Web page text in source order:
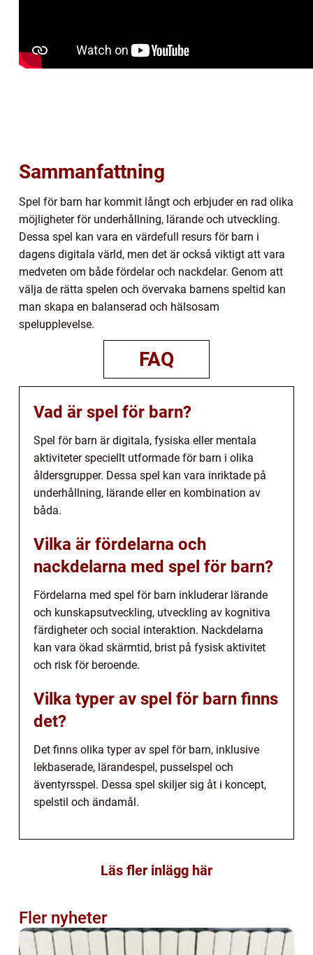
Sammanfattning
Spel för barn har kommit långt och erbjuder en rad olika
möjligheter för underhållning, lärande och utveckling.
Dessa spel kan vara en värdefull resurs för barn i
dagens digitala värld, men det är också viktigt att vara
medveten om både fördelar och nackdelar. Genom att
välja de rätta spelen och övervaka barnens speltid kan
man skapa en balanserad och hälsosam
spelupplevelse.
FAQ
Vad är spel för barn?
Spel för barn är digitala, fysiska eller mentala
aktiviteter speciellt utformade för barn i olika
åldersgrupper. Dessa spel kan vara inriktade på
underhållning, lärande eller en kombination av
båda.
Vilka är fördelarna och
nackdelarna med spel för barn?
Fördelarna med spel för barn inkluderar lärande
och kunskapsutveckling, utveckling av kognitiva
färdigheter och social interaktion. Nackdelarna
kan vara ökad skärmtid, brist på fysisk aktivitet
och risk för beroende.
Vilka typer av spel för barn finns
det?
Det finns olika typer av spel för barn, inklusive
lekbaserade, lärandespel, pusselspel och
äventyrsspel. Dessa spel skiljer sig åt i koncept,
spelstil och ändamål.
Läs fler inlägg här
Fler nyheter